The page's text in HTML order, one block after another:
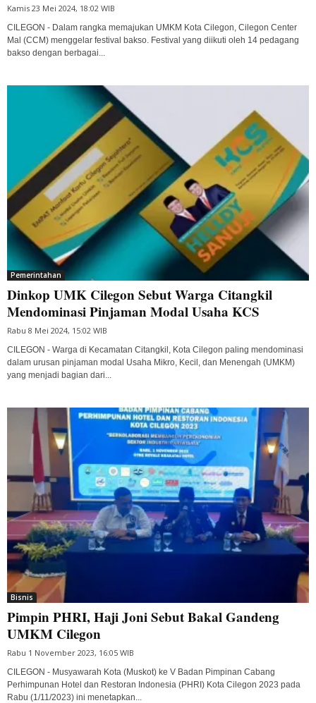
Kamis 23 Mei 2024, 18:02 WIB
CILEGON - Dalam rangka memajukan UMKM Kota Cilegon, Cilegon Center
Mal (CCM) menggelar festival bakso. Festival yang diikuti oleh 14 pedagang
bakso dengan berbagai...
Pemerintahan
Dinkop UMK Cilegon Sebut Warga Citangkil
Mendominasi Pinjaman Modal Usaha KCS
Rabu 8 Mei 2024, 15:02 WIB
CILEGON - Warga di Kecamatan Citangkil, Kota Cilegon paling mendominasi
dalam urusan pinjaman modal Usaha Mikro, Kecil, dan Menengah (UMKM)
yang menjadi bagian dari...
Bisnis
Pimpin PHRI, Haji Joni Sebut Bakal Gandeng
UMKM Cilegon
Rabu 1 November 2023, 16:05 WIB
CILEGON - Musyawarah Kota (Muskot) ke V Badan Pimpinan Cabang
Perhimpunan Hotel dan Restoran Indonesia (PHRI) Kota Cilegon 2023 pada
Rabu (1/11/2023) ini menetapkan...